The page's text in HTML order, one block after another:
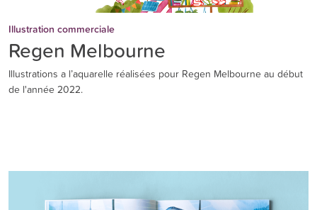
Illustration commerciale
Regen Melbourne
Illustrations a l’aquarelle réalisées pour Regen Melbourne au début
de l'année 2022.